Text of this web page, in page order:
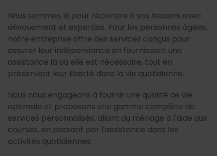
Nous sommes là pour répondre à vos besoins avec
dévouement et expertise. Pour les personnes âgées,
notre entreprise offre des services conçus pour
assurer leur indépendance en fournissant une
assistance là où elle est nécessaire, tout en
préservant leur liberté dans la vie quotidienne.
Nous nous engageons à fournir une qualité de vie
optimale et proposons une gamme complète de
services personnalisés, allant du ménage à l'aide aux
courses, en passant par l'assistance dans les
activités quotidiennes.